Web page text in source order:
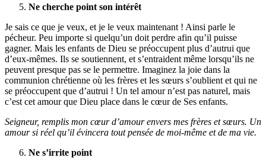
Ne cherche point son intérêt
Je sais ce que je veux, et je le veux maintenant ! Ainsi parle le
pécheur. Peu importe si quelqu’un doit perdre afin qu’il puisse
gagner. Mais les enfants de Dieu se préoccupent plus d’autrui que
d’eux-mêmes. Ils se soutiennent, et s’entraident même lorsqu’ils ne
peuvent presque pas se le permettre. Imaginez la joie dans la
communion chrétienne où les frères et les sœurs s’oublient et qui ne
se préoccupent que d’autrui ! Un tel amour n’est pas naturel, mais
c’est cet amour que Dieu place dans le cœur de Ses enfants.
Seigneur, remplis mon cœur d’amour envers mes frères et sœurs. Un
amour si réel qu’il évincera tout pensée de moi-même et de ma vie.
Ne s’irrite point